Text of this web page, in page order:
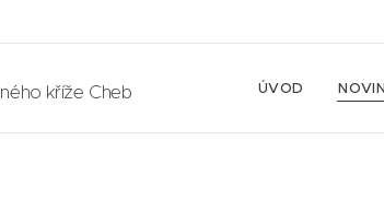
kříže Cheb ÚVOD